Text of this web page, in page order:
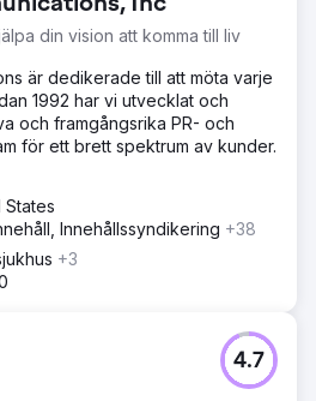
att konkurrera effektivt i sin
SEO-strategi, och
med bloggartiklar,
Uppdateringar av
målsidor, metataggar och
Samtidigt byggde vi om
annonser.
företaget till nummer 1 på
nyckeltermerna och överträffade
USD per månad, vilket
och generering av intäkter.
din vision att komma till liv
är dedikerade till att möta varje
1992 har vi utvecklat och
och framgångsrika PR- och
för ett brett spektrum av kunder.
States
Innehållssyndikering +38
+3
4.7